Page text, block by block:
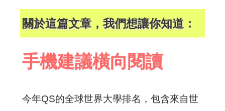
關於這篇文章，我們想讓你知道：
手機建議橫向閱讀
今年QS的全球世界大學排名，包含來自世